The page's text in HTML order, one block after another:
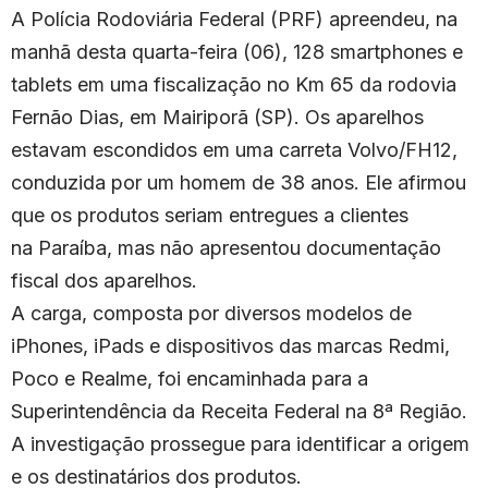
A Polícia Rodoviária Federal (PRF) apreendeu, na
manhã desta quarta-feira (06), 128 smartphones e
tablets em uma fiscalização no Km 65 da rodovia
Fernão Dias, em Mairiporã (SP). Os aparelhos
estavam escondidos em uma carreta Volvo/FH12,
conduzida por um homem de 38 anos. Ele afirmou
que os produtos seriam entregues a clientes
na Paraíba, mas não apresentou documentação
fiscal dos aparelhos.
A carga, composta por diversos modelos de
iPhones, iPads e dispositivos das marcas Redmi,
Poco e Realme, foi encaminhada para a
Superintendência da Receita Federal na 8ª Região.
A investigação prossegue para identificar a origem
e os destinatários dos produtos.